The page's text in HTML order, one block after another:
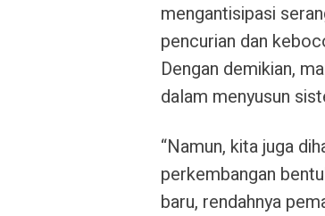
mengantisipasi
pencurian dan
Dengan demikian,
dalam menyusun
“Namun, kita juga
perkembangan
baru, rendahnya